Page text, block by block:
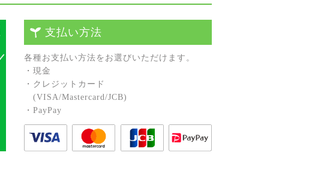
支払い方法
各種お⽀払い⽅法をお選びいただけます。
・現⾦
・クレジットカード
(VISA/Mastercard/JCB)
・PayPay